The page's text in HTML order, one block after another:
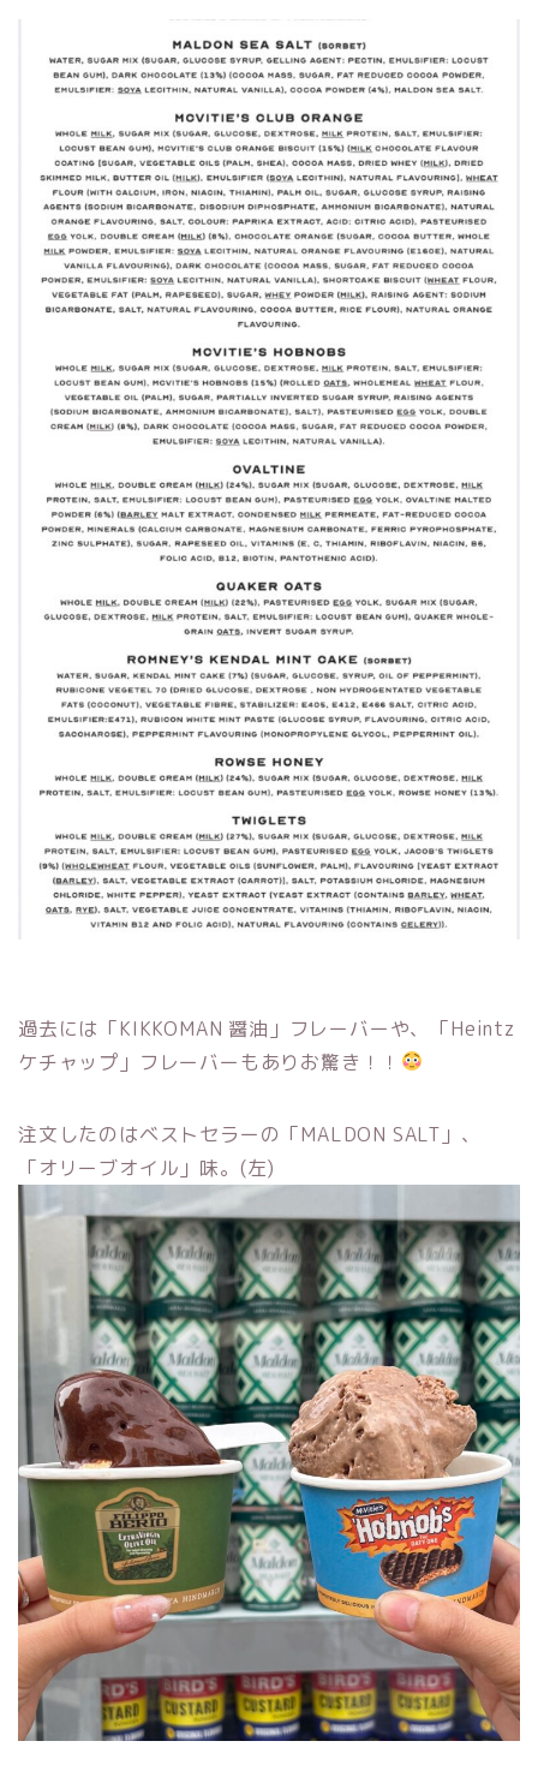
過去には「KIKKOMAN 醤油」フレーバーや、「Heintz
ケチャップ」フレーバーもありお驚き！！
注文したのはベストセラーの「MALDON SALT」、
「オリーブオイル」味。(左)